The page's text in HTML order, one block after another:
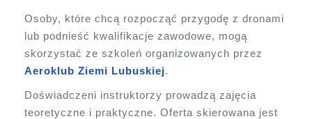
Osoby, które chcą rozpocząć przygodę z dronami
lub podnieść kwalifikacje zawodowe, mogą
skorzystać ze szkoleń organizowanych przez
Aeroklub Ziemi Lubuskiej.
Doświadczeni instruktorzy prowadzą zajęcia
teoretyczne i praktyczne. Oferta skierowana jest